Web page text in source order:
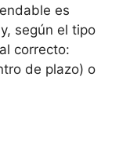
es
según el tipo
correcto:
de plazo) o